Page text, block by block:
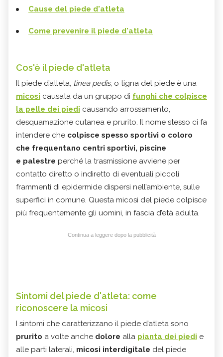
Cause del piede d'atleta
Come prevenire il piede d'atleta
Cos'è il piede d'atleta
Il piede d’atleta, tinea pedis, o tigna del piede è una
micosi causata da un gruppo di funghi che colpisce
la pelle dei piedi causando arrossamento,
desquamazione cutanea e prurito. Il nome stesso ci fa
intendere che colpisce spesso sportivi o coloro
che frequentano centri sportivi, piscine
e palestre perché la trasmissione avviene per
contatto diretto o indiretto di eventuali piccoli
frammenti di epidermide dispersi nell’ambiente, sulle
superfici in comune. Questa micosi del piede colpisce
più frequentemente gli uomini, in fascia d’età adulta.
Continua a leggere dopo la pubblicità
Sintomi del piede d'atleta: come
riconoscere la micosi
I sintomi che caratterizzano il piede d’atleta sono
prurito a volte anche dolore alla pianta dei piedi e
alle parti laterali, micosi interdigitale del piede